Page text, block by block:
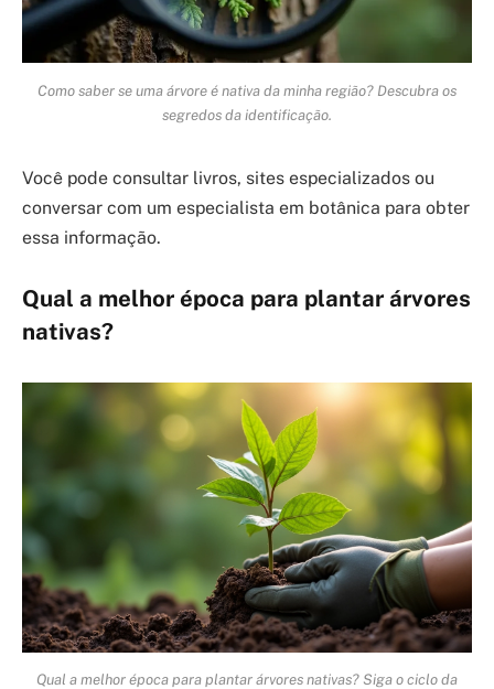
Como saber se uma árvore é nativa da minha região? Descubra os
segredos da identificação.
Você pode consultar livros, sites especializados ou
conversar com um especialista em botânica para obter
essa informação.
Qual a melhor época para plantar árvores
nativas?
Qual a melhor época para plantar árvores nativas? Siga o ciclo da